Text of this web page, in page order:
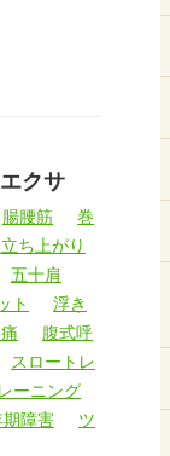
クサ
腸腰筋
巻
ち上がり
五十肩
ト
浮き
腹式呼
スロートレ
ーニング
期障害
ツ